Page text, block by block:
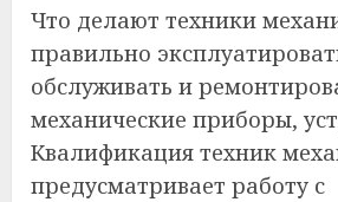
Что делают техники
правильно
обслуживать и
механические приборы,
Квалификация техник
предусматривает работу с